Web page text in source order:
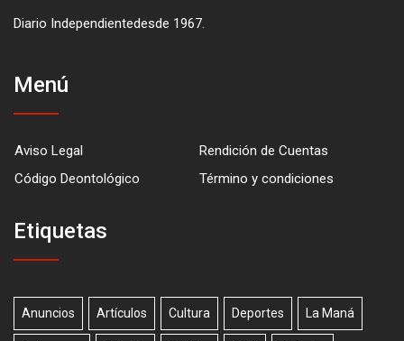
Diario Independientedesde 1967.
Menú
Aviso Legal
Rendición de Cuentas
Código Deontológico
Término y condiciones
Etiquetas
Anuncios Artículos Cultura Deportes La Maná